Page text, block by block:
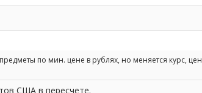
по мин. цене в рублях, но меняется курс,
США в пересчете.